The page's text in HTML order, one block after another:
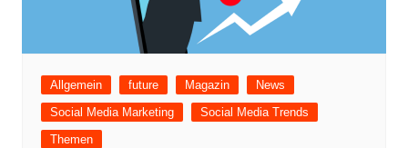
Allgemein future Magazin
News
Social Media Marketing
Social Media Trends
Themen